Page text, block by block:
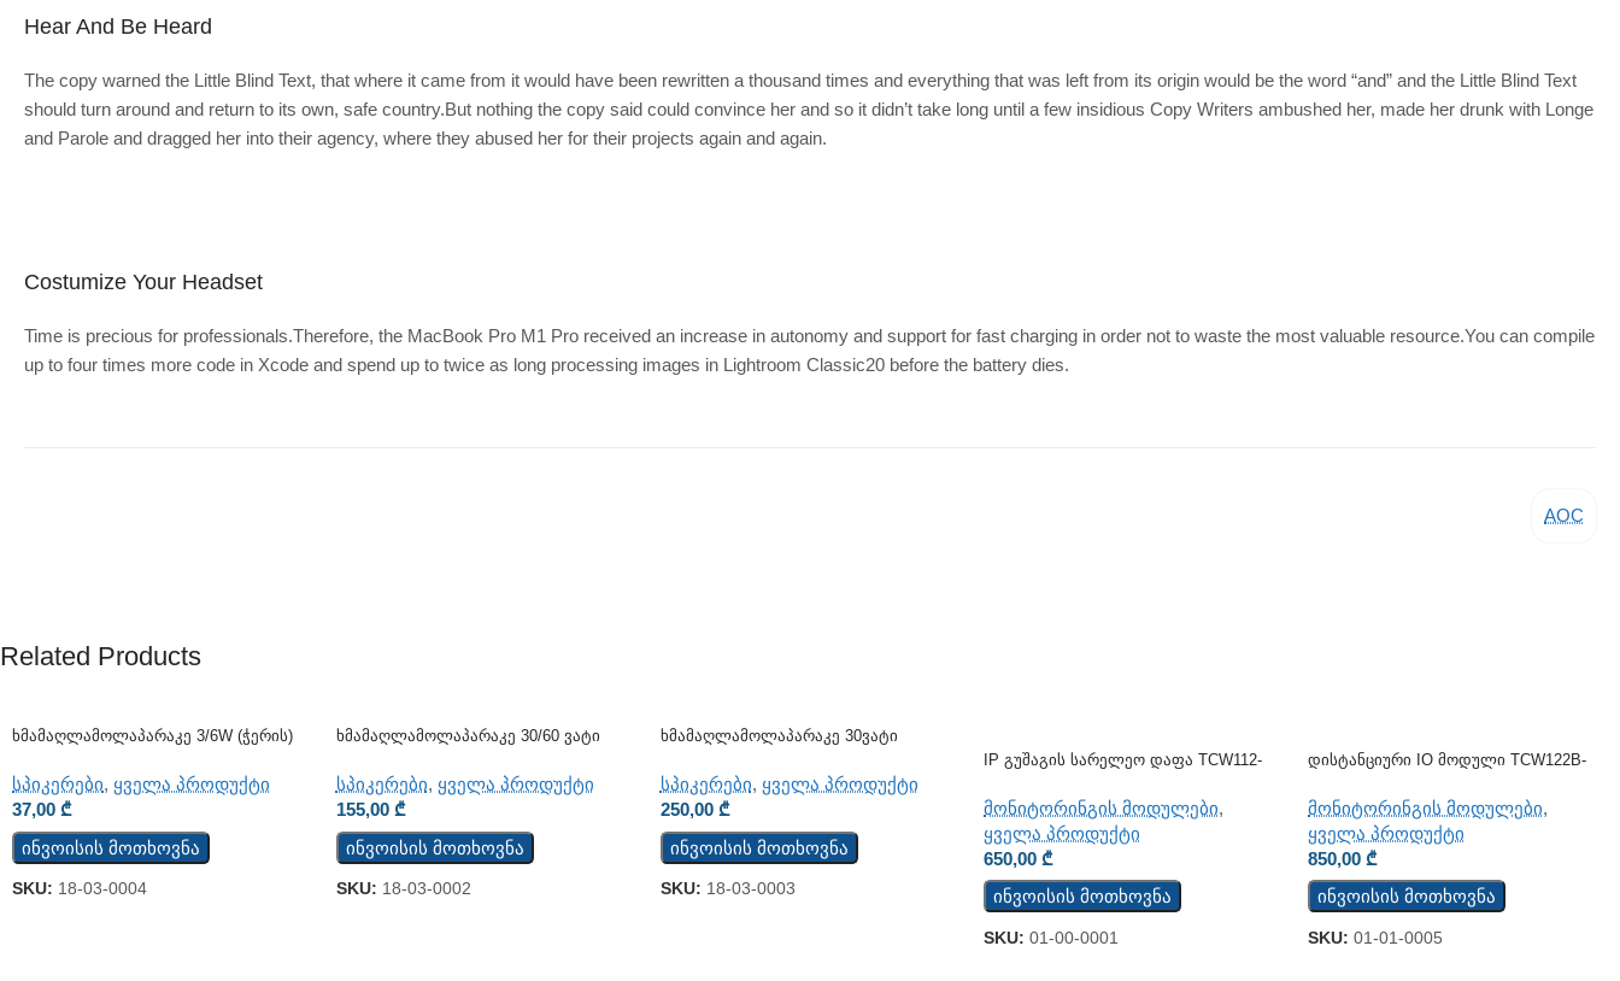
Hear And Be Heard
The copy warned the Little Blind Text, that where it came from it would have been rewritten a thousand times and everything that was left from its origin would be the word “and” and the Little Blind Text
should turn around and return to its own, safe country.But nothing the copy said could convince her and so it didn’t take long until a few insidious Copy Writers ambushed her, made her drunk with Longe
and Parole and dragged her into their agency, where they abused her for their projects again and again.
Costumize Your Headset
Time is precious for professionals.Therefore, the MacBook Pro M1 Pro received an increase in autonomy and support for fast charging in order not to waste the most valuable resource.You can compile
up to four times more code in Xcode and spend up to twice as long processing images in Lightroom Classic20 before the battery dies.
AOC
Related Products
Ხმამაღლამოლაპარაკე 3/6W (ჭერის)
სპიკერები, ყველა პროდუქტი
37,00 ₾
ინვოისის მოთხოვნა
SKU: 18-03-0004
Ხმამაღლამოლაპარაკე 30/60 Ვატი
სპიკერები, ყველა პროდუქტი
155,00 ₾
ინვოისის მოთხოვნა
SKU: 18-03-0002
Ხმამაღლამოლაპარაკე 30ვატი
სპიკერები, ყველა პროდუქტი
250,00 ₾
ინვოისის მოთხოვნა
SKU: 18-03-0003
IP Გუშაგის Სარელეო Დაფა TCW112-
მონიტორინგის მოდულები,
ყველა პროდუქტი
650,00₾
ინვოისის მოთხოვნა
SKU:01-00-0001
Დისტანციური IO Მოდული TCW122B-
მონიტორინგის მოდულები,
ყველა პროდუქტი
850,00₾
ინვოისის მოთხოვნა
SKU:01-01-0005